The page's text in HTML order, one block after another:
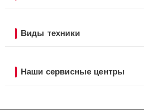
Виды техники
Наши сервисные центры